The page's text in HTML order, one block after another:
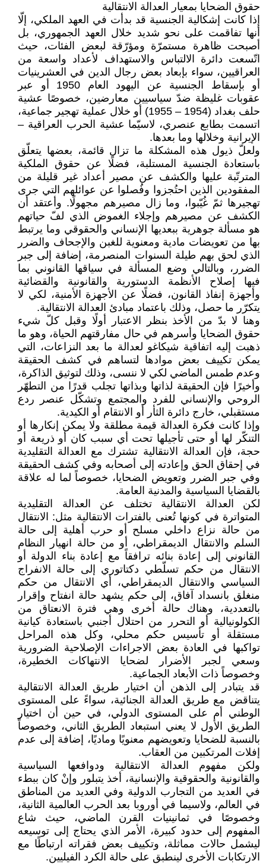
حقوق الضحايا بمعيار العدالة الانتقالية
إذا كانت إشكالية الجنسية قد بدأت في العهد الملكي، إلّا
أنها تفاقمت على نحو شديد خلال العهد الجمهوري، بل
أصبحت ظاهرة مستمرّة ومؤرّقة لبعض الفئات، حيث
اتّسعت دائرة الالتباس والاستهداف لأعداد واسعة من
العراقيين، سواء بإبعاد بعض رجال الدين في العشرينيات
أو بإسقاط الجنسية عن اليهود العام 1950 أو عبر
عقوبات غليظة ضدّ سياسيين معارضين، خصوصًا عشية
حلف بغداد (1954 – 1955) أو خلال عملية تهجير جماعية،
اتسمت بطابع عنصري، لاسيّما عشية الحرب العراقية –
الإيرانية وخلالها وما بعدها.
ولعلّ ذيول هذه المشكلة ما تزال قائمة، بعضها يتعلّق
باستعادة الجنسية المستلبة، فضلًا عن حقوق الملكية
المترتّبة عليها والكشف عن مصير أعداد غير قليلة من
المفقودين الذين احتُجزوا وفُصلوا عن عوائلهم التي جرى
تهجيرها ثمّ غُيّبوا، وما زال مصيرهم مجهولًا. وأعتقد أن
الكشف عن مصيرهم وإجلاء الغموض الذي لفّ حياتهم
هو مسألة جوهرية ببعديها الإنساني والحقوقي وما يرتبط
بها من تعويضات مادية ومعنوية للغبن والإجحاف والضرر
الذي لحق بهم طيلة السنوات المنصرمة، إضافة إلى جبر
الضرر، وبالتالي وضع المسألة في سياقها القانوني بما
فيها إصلاح الأنظمة الدستورية والقانونية والقضائية
وأجهزة إنفاذ القانون، فضلًا عن الأجهزة الأمنية، لكي لا
يتكرّر ما حصل، وذلك باعتماد مبادئ العدالة الانتقالية.
وهنا لا بدّ من الأخذ بنظر الاعتبار أولًا وقبل كلّ شيء
حقوق الضحايا وأسرهم في حال مفارقتهم الحياة، وهو ما
ذهبت إليه اتفاقية شيكاغو لعدالة ما بعد النزاعات، التي
يمكن تكييف بعض موادها لتساهم في كشف الحقيقة
وعدم طمس الماضي لكي لا ننسى، وذلك لتوثيق الذاكرة،
وأخيرًا فإن الحقيقة لذاتها وبذاتها تجلب قدرًا من التطهّر
الروحي والإنساني للفرد والمجتمع وتشكّل عنصر ردع
مستقبلي، خارج دائرة الثأر أو الانتقام أو الكيدية.
وإذا كانت فكرة العدالة قيمة مطلقة ولا يمكن إنكارها أو
التنكّر لها أو حتى تأجيلها تحت أي سبب كان أو ذريعة أو
حجة، فإن العدالة الانتقالية تشترك مع العدالة التقليدية
في إحقاق الحق وإعادته إلى أصحابه وفي كشف الحقيقة
وفي جبر الضرر وتعويض الضحايا، خصوصاً لما له علاقة
بالقضايا السياسية والمدنية العامة.
لكن العدالة الانتقالية تختلف عن العدالة التقليدية
المتواترة في كونها تُعنى بالفترات الانتقالية مثل: الانتقال
من حالة نزاع داخلي مسلح أو حرب أهلية إلى حالة
السلم والانتقال الديمقراطي، أو من حالة انهيار النظام
القانوني إلى إعادة بنائه ترافقاً مع إعادة بناء الدولة أو
الانتقال من حكم تسلّطي دكتاتوري إلى حالة الانفراج
السياسي والانتقال الديمقراطي، أي الانتقال من حكم
منغلق بانسداد آفاق، إلى حكم يشهد حالة انفتاح وإقرار
بالتعددية، وهناك حالة أخرى وهي فترة الانعتاق من
الكولونيالية أو التحرر من احتلال أجنبي باستعادة كيانية
مستقلة أو تأسيس حكم محلي، وكل هذه المراحل
تواكبها في العادة بعض الاجراءات الإصلاحية الضرورية
وسعي لجبر الأضرار لضحايا الانتهاكات الخطيرة،
وخصوصاً ذات الأبعاد الجماعية.
قد يتبادر إلى الذهن أن اختيار طريق العدالة الانتقالية
يتناقض مع طريق العدالة الجنائية، سواءً على المستوى
الوطني أم على المستوى الدولي، في حين أن اختيار
الطريق الأول لا يعني استبعاد الطريق الثاني، وخصوصاً
بالنسبة للضحايا وتعويضهم معنويًا وماديًا، إضافة إلى عدم
إفلات المرتكبين من العقاب.
ولكن مفهوم العدالة الانتقالية ودوافعها السياسية
والقانونية والحقوقية والإنسانية، أخذ يتبلور وإنْ كان ببطء
في العديد من التجارب الدولية وفي العديد من المناطق
في العالم، ولاسيما في أوروبا بعد الحرب العالمية الثانية،
وخصوصًا في ثمانينيات القرن الماضي، حيث شاع
المفهوم إلى حدود كبيرة، الأمر الذي يحتاج إلى توسيعه
ليشمل حالات مماثلة، وتكييف بعض فقراته ارتباطًا مع
الارتكابات الأخرى لينطبق على حالة الكرد الفيليين.